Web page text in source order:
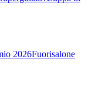
2026Fuorisalone